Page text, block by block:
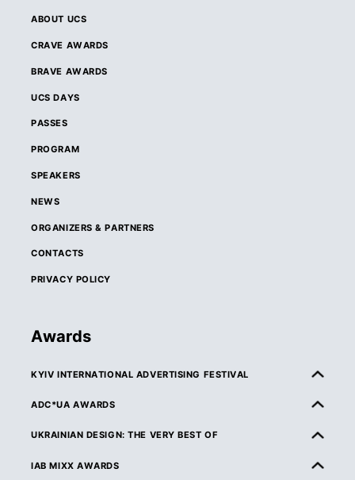
ABOUT UCS
CRAVE AWARDS
BRAVE AWARDS
UCS DAYS
PASSES
PROGRAM
SPEAKERS
NEWS
ORGANIZERS & PARTNERS
CONTACTS
PRIVACY POLICY
Awards
KYIV INTERNATIONAL ADVERTISING FESTIVAL
ABOUT KIAF
ADC*UA AWARDS
ABOUT ADC*UA AWARDS
UKRAINIAN DESIGN: THE VERY BEST OF
ABOUT UKRAINIAN DESIGN: THE VERY BEST OF
IAB MIXX AWARDS